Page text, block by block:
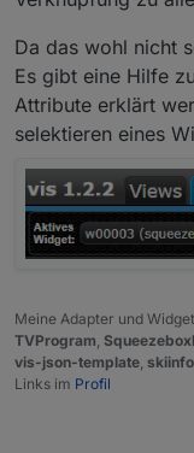
Da das wohl nicht
Es gibt eine Hilfe
Attribute erklärt
selektieren eines
Meine Adapter und
TVProgram
vis-json-template skiinfo
Links im Profil